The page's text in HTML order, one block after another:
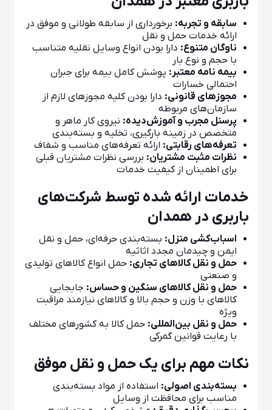
سابقه و تجربه: برخورداری از سابقه طولانی و موفق در
ارائه خدمات حمل و نقل
ناوگان متنوع: دارا بودن انواع وسایل نقلیه متناسب
با حجم و نوع بار
بیمه نامه معتبر: پوشش کامل بیمه برای جبران
احتمالی خسارات
مجوزهای قانونی: دارا بودن کلیه مجوزهای لازم از
سازمان‌های مربوطه
پرسنل مجرب و آموزش‌دیده: نیروی کار ماهر و
متخصص در زمینه بارگیری، تخلیه و بسته‌بندی
تعرفه‌های رقابتی: ارائه تعرفه‌های مناسب و شفاف
نظرات مثبت مشتریان: بررسی نظرات مشتریان قبلی
برای اطمینان از کیفیت خدمات
خدمات ارائه شده توسط شرکت‌های
باربری در همدان
اسباب‌کشی منزل: بسته‌بندی حرفه‌ای، حمل و نقل
ایمن و چیدمان مجدد اثاثیه
حمل و نقل کالاهای تجاری: حمل انواع کالاهای تولیدی
و صنعتی
حمل و نقل کالاهای سنگین و حساس: جابجایی
کالاهای با وزن و حجم بالا و کالاهای نیازمند مراقبت
ویژه
حمل و نقل بین‌المللی: حمل کالا به کشورهای مختلف
با رعایت قوانین گمرکی
نکات مهم برای یک حمل و نقل موفق
بسته‌بندی اصولی: استفاده از مواد بسته‌بندی
مناسب برای محافظت از وسایل